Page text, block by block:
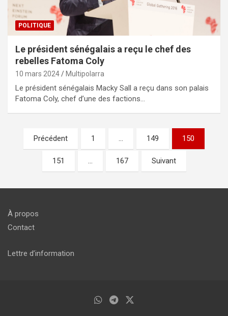
POLITIQUE
Le président sénégalais a reçu le chef des
rebelles Fatoma Coly
10 mars 2024 Multipolarra
Le président sénégalais Macky Sall a reçu dans son palais
Fatoma Coly, chef d’une des factions…
Pagination
des
publications
Précédent 1 149 150
151 167 Suivant
À propos
Contact
Lettre d’information